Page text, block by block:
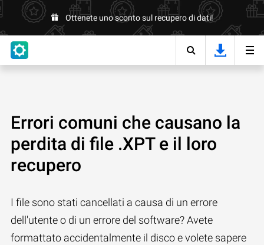
Ottenete uno sconto sul recupero di dati!
Errori comuni che causano la
perdita di file .XPT e il loro
recupero
I file sono stati cancellati a causa di un errore
dell'utente o di un errore del software? Avete
formattato accidentalmente il disco e volete sapere